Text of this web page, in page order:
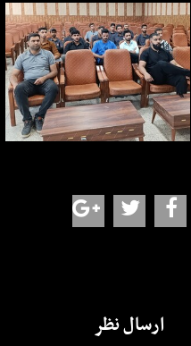
ارسال نظر